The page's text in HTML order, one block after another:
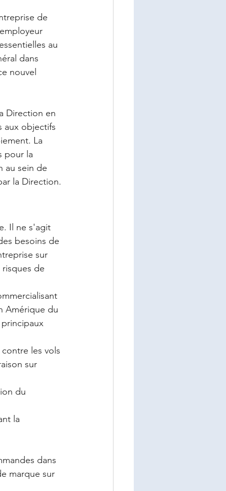
de
au
dans
nouvel
Direction en
aux objectifs
La
pour la
au sein de
la Direction.
Il ne s'agit
besoins de
sur
de
Amérique du
les vols
sur
du
la
dans
marque sur